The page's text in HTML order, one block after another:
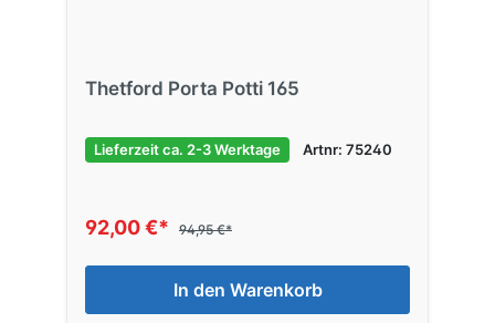
Thetford Porta Potti 165
Lieferzeit ca. 2-3 Werktage Artnr: 75240
92,00 €* 94,95 €*
In den Warenkorb